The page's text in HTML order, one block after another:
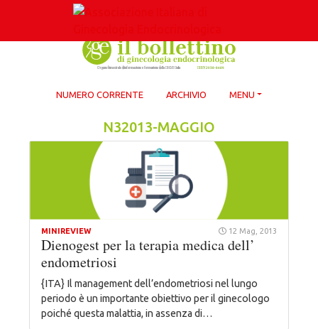
NUMERO CORRENTE ARCHIVIO MENU
N32013-MAGGIO
MINIREVIEW 12 Mag, 2013
Dienogest per la terapia medica dell’
endometriosi
{ITA} Il management dell’endometriosi nel lungo
periodo è un importante obiettivo per il ginecologo
poiché questa malattia, in assenza di…